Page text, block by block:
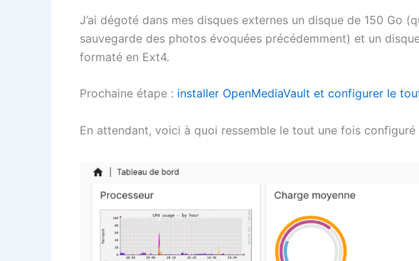
J’ai dégoté dans mes disques externes un disque de 150 Go
sauvegarde des photos évoquées précédemment) et un
formaté en Ext4.
Prochaine étape : installer OpenMediaVault et configurer le
En attendant, voici à quoi ressemble le tout une fois configuré